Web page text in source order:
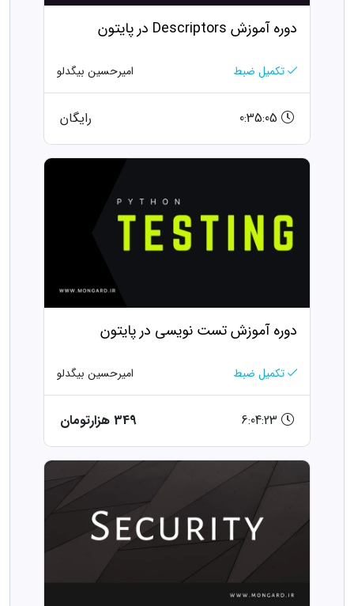
دوره آموزش Descriptors در پایتون
تکمیل ضبط امیرحسین بیگدلو
رایگان
دوره آموزش تست نویسی در پایتون
تکمیل ضبط امیرحسین بیگدلو
349 هزارتومان